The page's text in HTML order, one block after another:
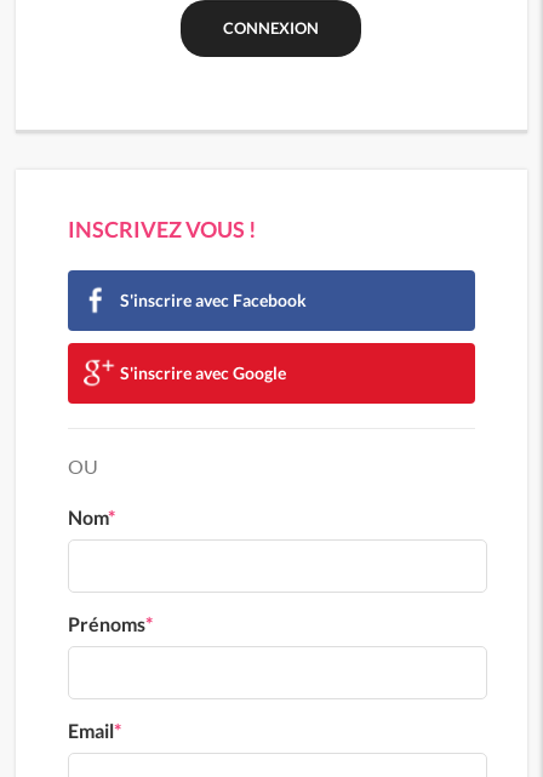
INSCRIVEZ VOUS !
S'inscrire avec Facebook
S'inscrire avec Google
OU
Nom*
Prénoms*
Email*